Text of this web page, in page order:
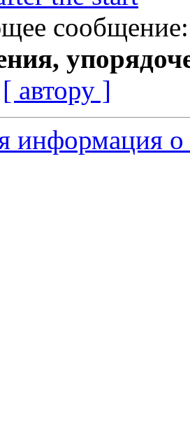
[ автору ]
информация о